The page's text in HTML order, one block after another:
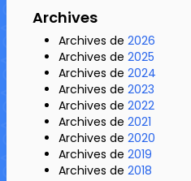
Archives
Archives de 2026
Archives de 2025
Archives de 2024
Archives de 2023
Archives de 2022
Archives de 2021
Archives de 2020
Archives de 2019
Archives de 2018